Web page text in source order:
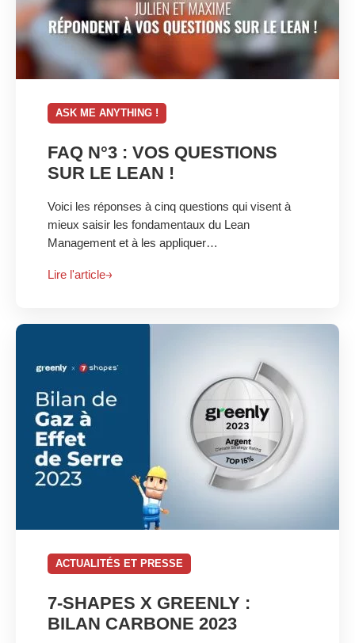
ASK ME ANYTHING !
FAQ N°3 : VOS QUESTIONS
SUR LE LEAN !
Voici les réponses à cinq questions qui visent à
mieux saisir les fondamentaux du Lean
Management et à les appliquer…
Lire l'article
ACTUALITÉS ET PRESSE
7-SHAPES X GREENLY :
BILAN CARBONE 2023